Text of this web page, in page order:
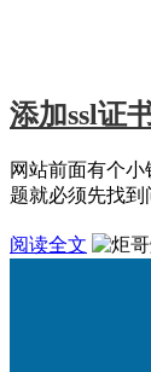
添加ssl证
网站前面有个
题就必须先找到
阅读全文